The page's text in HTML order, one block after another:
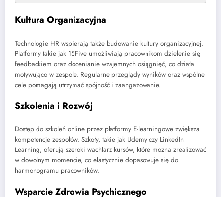
Kultura Organizacyjna
Technologie HR wspierają także budowanie kultury organizacyjnej.
Platformy takie jak 15Five umożliwiają pracownikom dzielenie się
feedbackiem oraz docenianie wzajemnych osiągnięć, co działa
motywująco w zespole. Regularne przeglądy wyników oraz wspólne
cele pomagają utrzymać spójność i zaangażowanie.
Szkolenia i Rozwój
Dostęp do szkoleń online przez platformy E-learningowe zwiększa
kompetencje zespołów. Szkoły, takie jak Udemy czy LinkedIn
Learning, oferują szeroki wachlarz kursów, które można zrealizować
w dowolnym momencie, co elastycznie dopasowuje się do
harmonogramu pracowników.
Wsparcie Zdrowia Psychicznego